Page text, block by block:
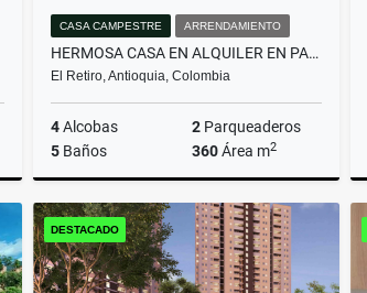
CASA CAMPESTRE ARRENDAMIENTO
HERMOSA CASA EN ALQUILER EN PARCELACIÓN CAMPESTRE EN EL RETIRO
El Retiro, Antioquia, Colombia
4Alcobas 2 Parqueaderos
5 Baños 360Área m2
Arrendamiento
$13.000.000
DESTACADO